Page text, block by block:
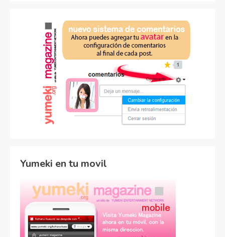
Yumeki en tu movil